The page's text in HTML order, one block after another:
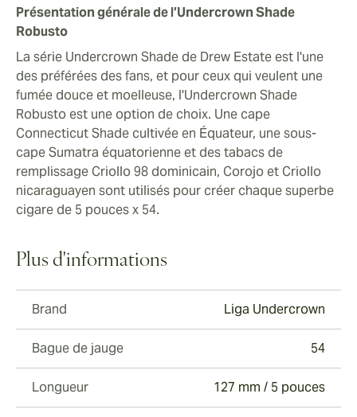
Présentation générale de l’Undercrown Shade
Robusto
La série Undercrown Shade de Drew Estate est l'une
des préférées des fans, et pour ceux qui veulent une
fumée douce et moelleuse, l'Undercrown Shade
Robusto est une option de choix. Une cape
Connecticut Shade cultivée en Équateur, une sous-
cape Sumatra équatorienne et des tabacs de
remplissage Criollo 98 dominicain, Corojo et Criollo
nicaraguayen sont utilisés pour créer chaque superbe
cigare de 5 pouces x 54.
Plus d'informations
Brand Liga Undercrown
Bague de jauge 54
Longueur 127 mm / 5 pouces